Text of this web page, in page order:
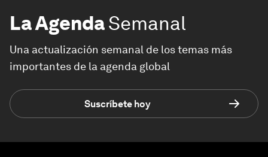
La AgendaSemanal
Una actualización semanal de los temas más
importantes de la agenda global
Suscríbete hoy